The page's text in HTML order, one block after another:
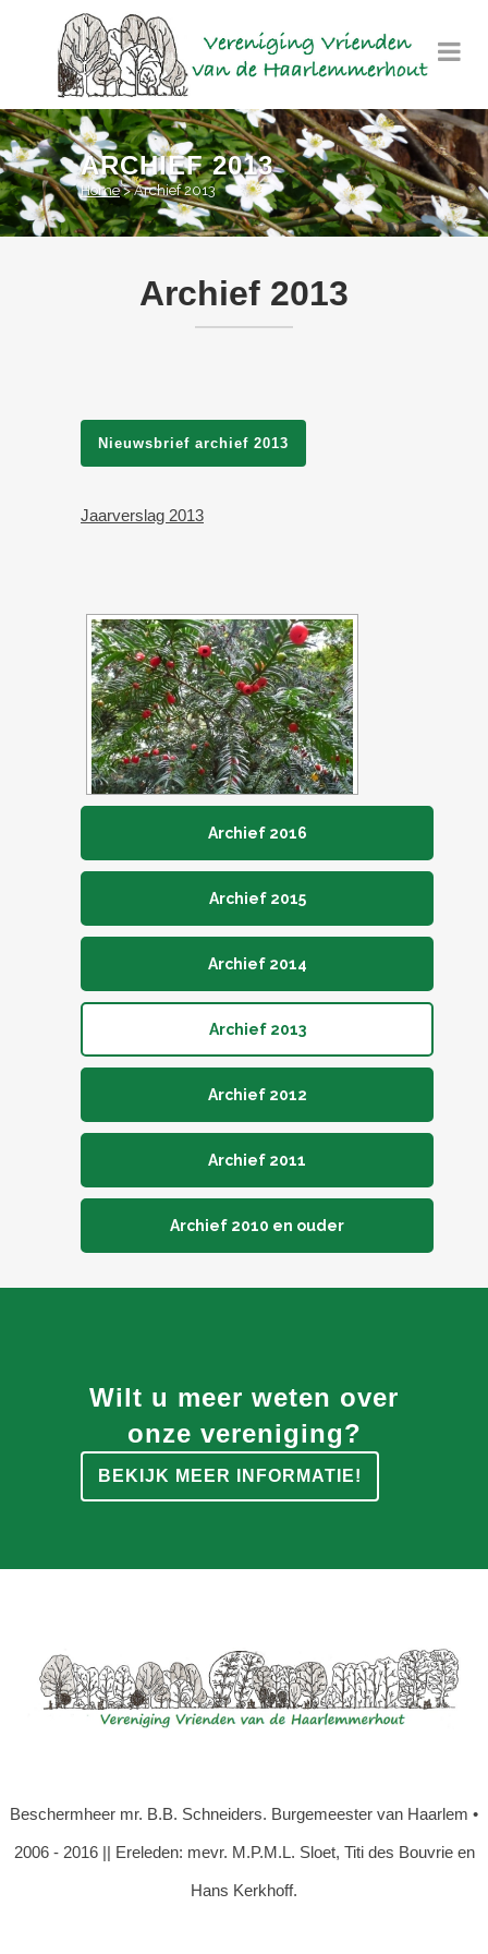
ARCHIEF 2013
Home>Archief 2013
Archief 2013
Nieuwsbrief archief 2013
Jaarverslag 2013
Archief 2016
Archief 2015
Archief 2014
Archief 2013
Archief 2012
Archief 2011
Archief 2010 en ouder
Wilt u meer weten over
onze vereniging?
BEKIJK MEER INFORMATIE!
Beschermheer mr. B.B. Schneiders. Burgemeester van Haarlem •
2006 - 2016 || Ereleden: mevr. M.P.M.L. Sloet, Titi des Bouvrie en
Hans Kerkhoff.